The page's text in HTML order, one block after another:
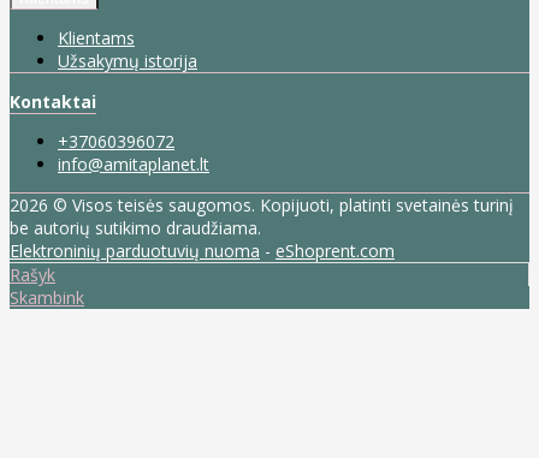
Klientams
Užsakymų istorija
Kontaktai
+37060396072
info@amitaplanet.lt
2026 © Visos teisės saugomos. Kopijuoti, platinti svetainės turinį
be autorių sutikimo draudžiama.
Elektroninių parduotuvių nuoma - eShoprent.com
Rašyk
Skambink